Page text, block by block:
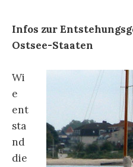
Infos zur
Ostsee-Staaten
Wi
e
ent
sta
nd
die